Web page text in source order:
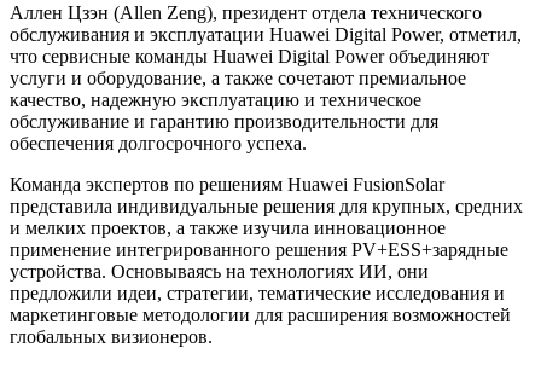
Аллен Цзэн (Allen Zeng), президент отдела технического
обслуживания и эксплуатации Huawei Digital Power, отметил,
что сервисные команды Huawei Digital Power объединяют
услуги и оборудование, а также сочетают премиальное
качество, надежную эксплуатацию и техническое
обслуживание и гарантию производительности для
обеспечения долгосрочного успеха.
Команда экспертов по решениям Huawei FusionSolar
представила индивидуальные решения для крупных, средних
и мелких проектов, а также изучила инновационное
применение интегрированного решения PV+ESS+зарядные
устройства. Основываясь на технологиях ИИ, они
предложили идеи, стратегии, тематические исследования и
маркетинговые методологии для расширения возможностей
глобальных визионеров.